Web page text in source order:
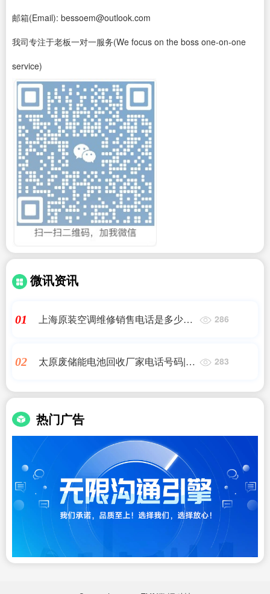
邮箱(Email): bessoem@outlook.com
我司专注于老板一对一服务(We focus on the boss one-on-one
service)
微讯资讯
01
上海原装空调维修销售电话是多少号
286
02
太原废储能电池回收厂家电话号码|废
购 玖珈_爱企|艾薇特
283
热门广告